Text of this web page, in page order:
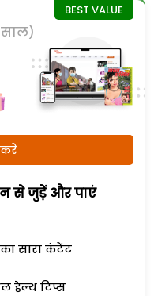
साल)
करें
से जुड़ेें और पाएं
सारा कंटेंट
हेल्थ टिप्स